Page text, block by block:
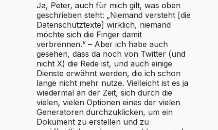
Ja, Peter, auch für mich gilt, was oben
geschrieben steht: „Niemand versteht [die
Datenschutztexte] wirklich, niemand
möchte sich die Finger damit
verbrennen.“ – Aber ich habe auch
gesehen, dass da noch von Twitter (und
nicht X) die Rede ist, und auch einige
Dienste erwähnt werden, die ich schon
lange nicht mehr nutze. Vielleicht ist es ja
wiedermal an der Zeit, sich durch die
vielen, vielen Optionen eines der vielen
Generatoren durchzuklicken, um ein
Dokument zu erstellen und zu